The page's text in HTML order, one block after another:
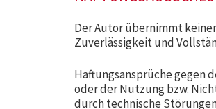
Der Autor übernimmt
Zuverlässigkeit und
Haftungsansprüche gegen
oder der Nutzung bzw.
durch technische